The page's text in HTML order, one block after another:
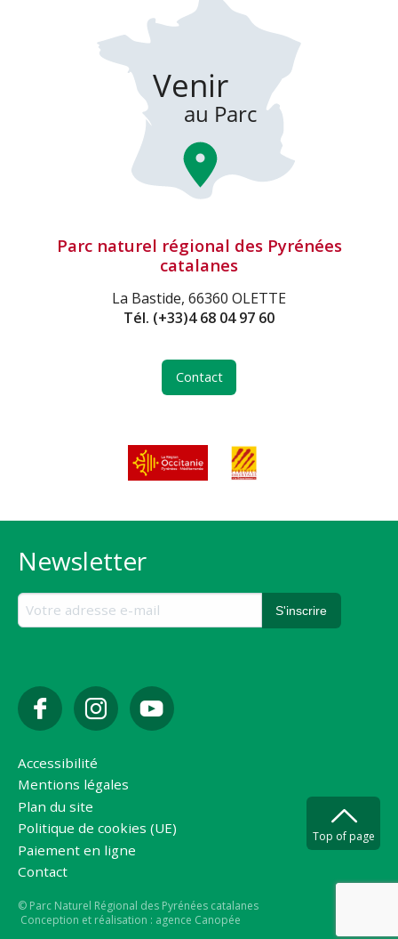
Parc naturel régional des Pyrénées
catalanes
La Bastide, 66360 OLETTE
Tél. (+33)4 68 04 97 60
Contact
Newsletter
Accessibilité
Mentions légales
Plan du site
Politique de cookies (UE)
Paiement en ligne
Contact
Copyright
© Parc Naturel Régional des Pyrénées catalanes
Conception et réalisation : agence Canopée
Top of page